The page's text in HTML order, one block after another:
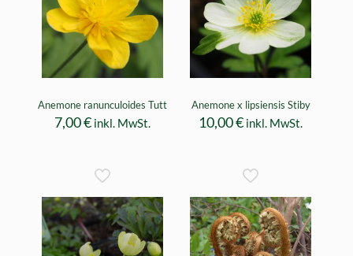
Anemone ranunculoides Tutt
7,00€ inkl. MwSt.
Anemone x lipsiensis Stiby
10,00€ inkl. MwSt.